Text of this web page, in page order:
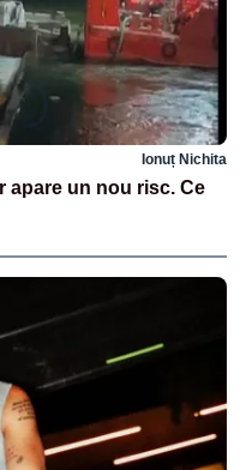
Ionuț Nichita
apare un nou risc. Ce